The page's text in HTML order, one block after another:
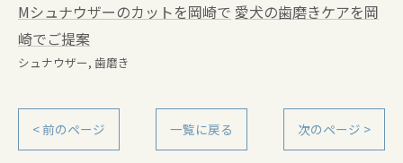
Mシュナウザーのカットを岡崎で 愛犬の歯磨きケアを岡
崎でご提案
シュナウザー 歯磨き
< 前のページ 一覧に戻る 次のページ >